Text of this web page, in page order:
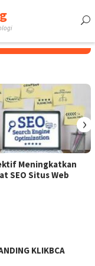
Meningkatkan
SEO Situs Web
›
KLIKBCA